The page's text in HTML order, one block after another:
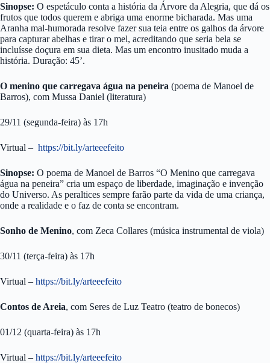
Sinopse: O espetáculo conta a história da Árvore da Alegria, que dá os
frutos que todos querem e abriga uma enorme bicharada. Mas uma
Aranha mal-humorada resolve fazer sua teia entre os galhos da árvore
para capturar abelhas e tirar o mel, acreditando que seria bela se
incluísse doçura em sua dieta. Mas um encontro inusitado muda a
história. Duração: 45’.
O menino que carregava água na peneira (poema de Manoel de
Barros), com Mussa Daniel (literatura)
29/11 (segunda-feira) às 17h
Virtual – https://bit.ly/arteeefeito
Sinopse: O poema de Manoel de Barros “O Menino que carregava
água na peneira” cria um espaço de liberdade, imaginação e invenção
do Universo. As peraltices sempre farão parte da vida de uma criança,
onde a realidade e o faz de conta se encontram.
Sonho de Menino, com Zeca Collares (música instrumental de viola)
30/11 (terça-feira) às 17h
Virtual – https://bit.ly/arteeefeito
Contos de Areia, com Seres de Luz Teatro (teatro de bonecos)
01/12 (quarta-feira) às 17h
Virtual – https://bit.ly/arteeefeito